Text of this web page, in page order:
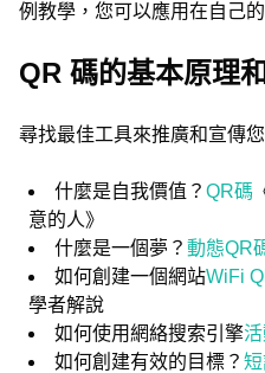
例教學，您可以應用在自己
QR 碼的基本原理
尋找最佳工具來推廣和宣傳
什麼是自我價值？ QR碼
意的人》
什麼是一個夢？ 動態QR
如何創建一個網站WiFi
學者解說
如何使用網絡搜索引擎
如何創建有效的目標？